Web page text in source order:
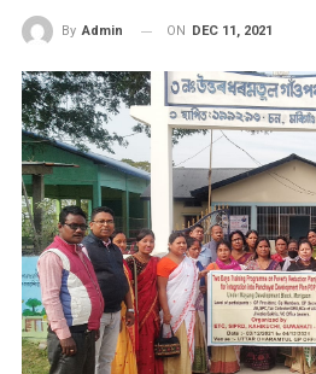
By Admin ON DEC 11, 2021